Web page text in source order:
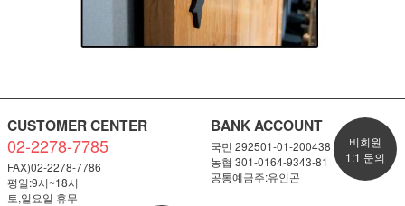
CUSTOMER CENTER
02-2278-7785
FAX)02-2278-7786
평일:9시~18시
토,일요일 휴무
BANK ACCOUNT
국민 292501-01-200438
농협 301-0164-9343-81
공통예금주:유인곤
비회원
1:1 문의